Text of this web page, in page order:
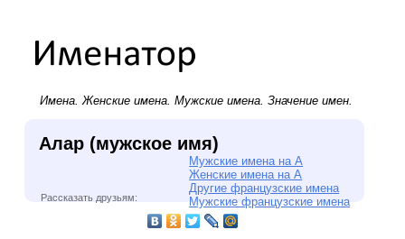
Имена.Женские имена. Мужские имена. Значение имен.
Алар (мужское имя)
Мужские имена на А
Женские имена на А
Другие французские имена
Мужские французские имена
Рассказать друзьям: